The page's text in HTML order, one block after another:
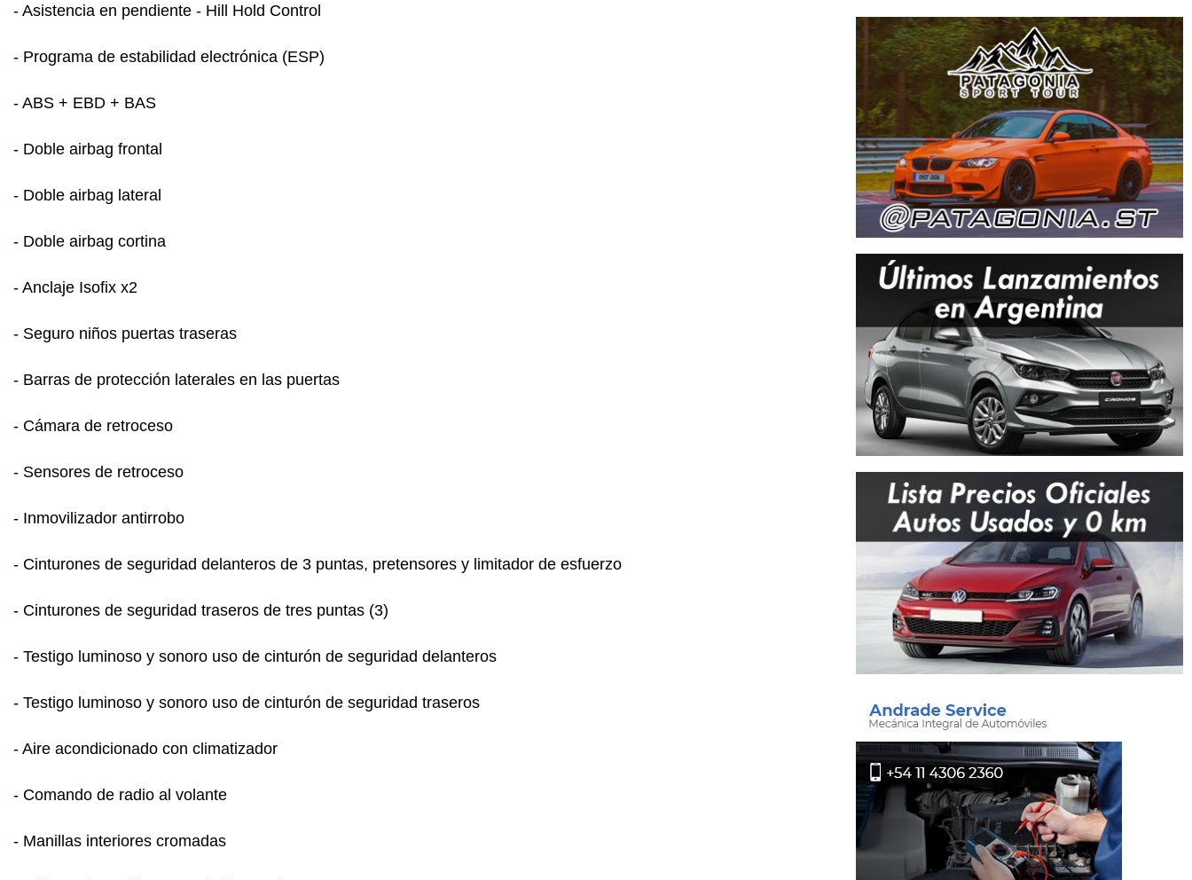
- Asistencia en pendiente - Hill Hold Control
- Programa de estabilidad electrónica (ESP)
- ABS + EBD + BAS
- Doble airbag frontal
- Doble airbag lateral
- Doble airbag cortina
- Anclaje Isofix x2
- Seguro niños puertas traseras
- Barras de protección laterales en las puertas
- Cámara de retroceso
- Sensores de retroceso
- Inmovilizador antirrobo
- Cinturones de seguridad delanteros de 3 puntas, pretensores y limitador de esfuerzo
- Cinturones de seguridad traseros de tres puntas (3)
- Testigo luminoso y sonoro uso de cinturón de seguridad delanteros
- Testigo luminoso y sonoro uso de cinturón de seguridad traseros
- Aire acondicionado con climatizador
- Comando de radio al volante
- Manillas interiores cromadas